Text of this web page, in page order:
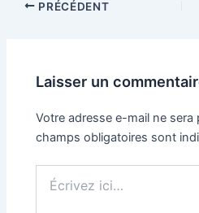
NavigationPRÉCÉDENT
Laisser un
Votre adresse e-mail ne sera
champs obligatoires sont
ici…